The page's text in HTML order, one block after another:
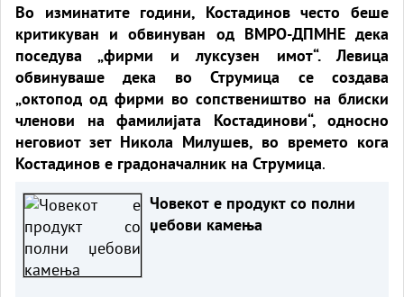
Во изминатите години, Костадинов често беше
критикуван и обвинуван од ВМРО-ДПМНЕ дека
поседува „фирми и луксузен имот“. Левица
обвинуваше дека во Струмица се создава
„октопод од фирми во сопствеништво на блиски
членови на фамилијата Костадинови“, односно
неговиот зет Никола Милушев, во времето кога
Костадинов е градоначалник на Струмица.
Човекот е продукт со полни
џебови камења